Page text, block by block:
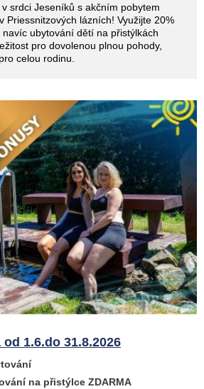
srdci Jeseníků s akčním pobytem
Priessnitzových lázních! Využijte 20%
ubytování dětí na přistýlkách
pro dovolenou plnou pohody,
celou rodinu.
1.6.do 31.8.2026
na přistýlce ZDARMA